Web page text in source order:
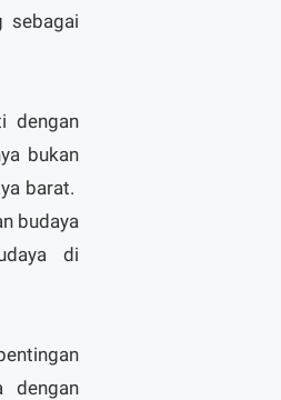
sebagai
dengan
bukan
barat.
budaya
di
dengan